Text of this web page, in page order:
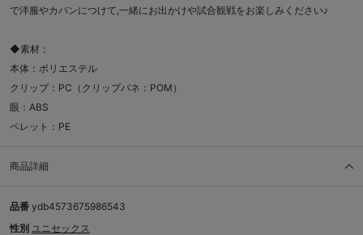
で洋服やカバンにつけて,一緒にお出かけや試合観戦をお楽しみください♪
◆素材：
本体：ポリエステル
クリップ：PC（クリップバネ：POM）
眼：ABS
ペレット：PE
商品詳細
品番 ydb4573675986543
性別 ユニセックス